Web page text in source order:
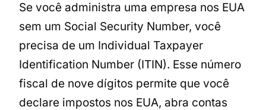
Se você administra uma empresa nos EUA
sem um Social Security Number, você
precisa de um Individual Taxpayer
Identification Number (ITIN). Esse número
fiscal de nove dígitos permite que você
declare impostos nos EUA, abra contas